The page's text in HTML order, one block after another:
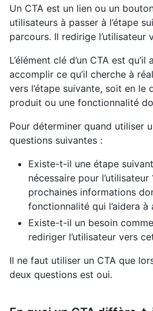
Un CTA est un lien ou un
utilisateurs à passer à l’étape
parcours. Il redirige l’utilisateur
L’élément clé d’un CTA est qu’il
accomplir ce qu’il cherche à
vers l’étape suivante, soit en le
produit ou une fonctionnalité
Pour déterminer quand utiliser
questions suivantes :
Existe-t-il une étape
nécessaire pour l’utilisateur
prochaines informations
fonctionnalité qui l’aidera
Existe-t-il un besoin
rediriger l’utilisateur vers
Il ne faut utiliser un CTA que
deux questions est oui.